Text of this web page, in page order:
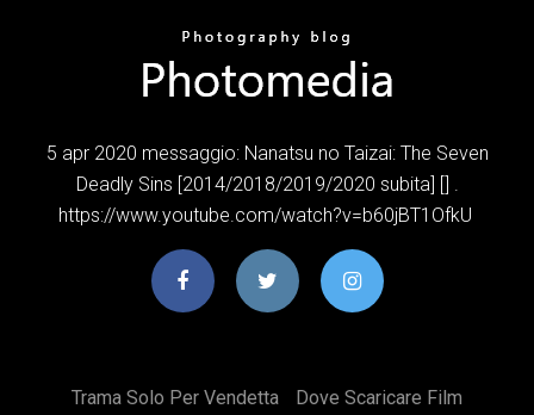
5 apr 2020 messaggio: Nanatsu no Taizai: The Seven
Deadly Sins [2014/2018/2019/2020 subita] [] .
https://www.youtube.com/watch?v=b60jBT1OfkU
Trama Solo Per Vendetta
Dove Scaricare Film